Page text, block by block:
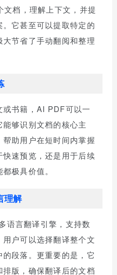
档，理解上下文，并提
它甚至可以提取特定的
节省了手动翻阅和整理
书籍，AI PDF可以一
够识别文档的核心主
助用户在短时间内掌握
速预览，还是用于后续
极具价值。
理解
语言翻译引擎，支持数
户可以选择翻译整个文
段落。更重要的是，它
版，确保翻译后的文档